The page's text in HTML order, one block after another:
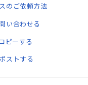
のご依頼方法
い合わせる
ピーする
ストする